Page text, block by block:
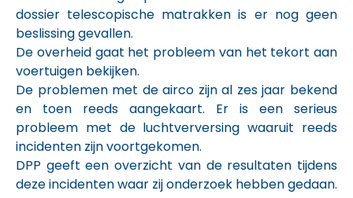
dossier telescopische matrakken is er nog geen
beslissing gevallen.
De overheid gaat het probleem van het tekort aan
voertuigen bekijken.
De problemen met de airco zijn al zes jaar bekend
en toen reeds aangekaart. Er is een serieus
probleem met de luchtverversing waaruit reeds
incidenten zijn voortgekomen.
DPP geeft een overzicht van de resultaten tijdens
deze incidenten waar zij onderzoek hebben gedaan.